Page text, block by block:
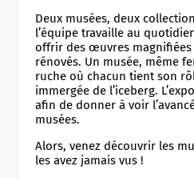
Deux musées, deux
l’équipe travaille au
offrir des œuvres magnifiées
rénovés. Un musée, même
ruche où chacun tient son
immergée de l’iceberg.
afin de donner à voir
musées.
Alors, venez découvrir les
les avez jamais vus !